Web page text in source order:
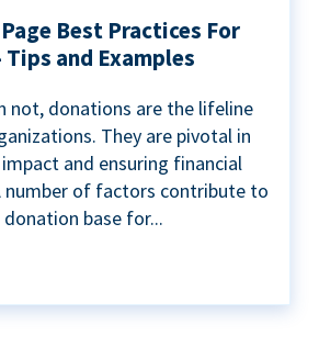
Best Practices For
and Examples
not, donations are the lifeline
They are pivotal in
and ensuring financial
number of factors contribute to
base for...